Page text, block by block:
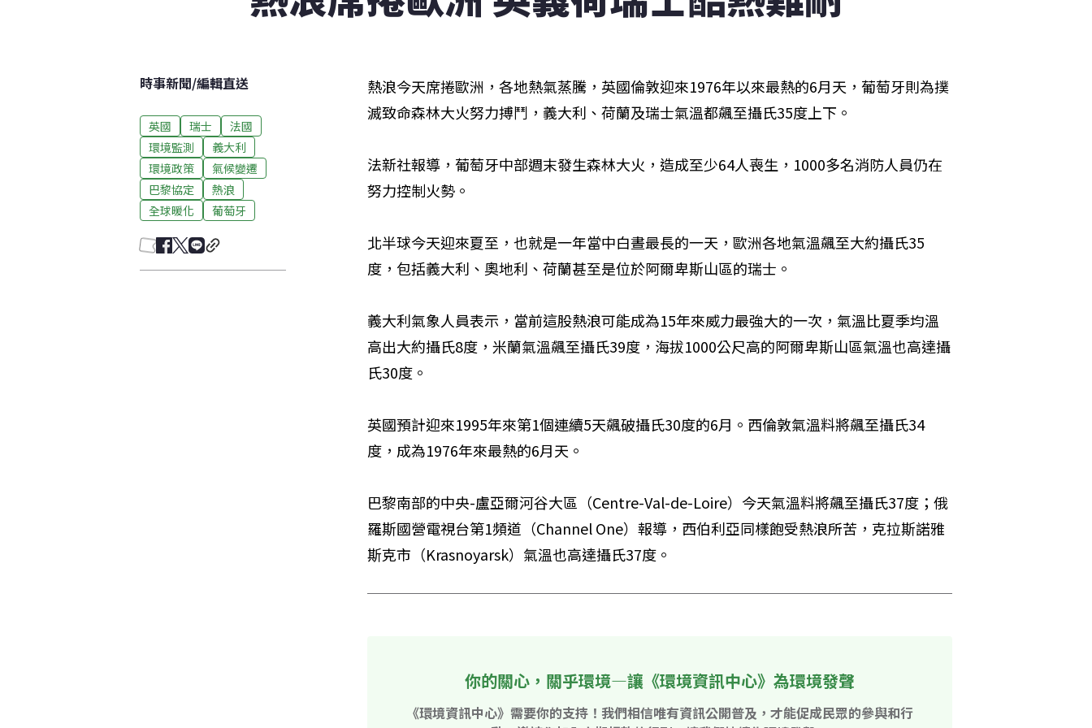
時事新聞/編輯直送
英國 瑞士
法國
環境監測
義大利
環境政策
氣候變遷
巴黎協定
熱浪
全球暖化
葡萄牙
熱浪今天席捲歐洲，各地熱氣蒸騰，英國倫敦迎來1976年以來最熱的6月天，葡萄牙則為撲
滅致命森林大火努力搏鬥，義大利、荷蘭及瑞士氣溫都飆至攝氏35度上下。
法新社報導，葡萄牙中部週末發生森林大火，造成至少64人喪生，1000多名消防人員仍在
努力控制火勢。
北半球今天迎來夏至，也就是一年當中白晝最長的一天，歐洲各地氣溫飆至大約攝氏35
度，包括義大利、奧地利、荷蘭甚至是位於阿爾卑斯山區的瑞士。
義大利氣象人員表示，當前這股熱浪可能成為15年來威力最強大的一次，氣溫比夏季均溫
高出大約攝氏8度，米蘭氣溫飆至攝氏39度，海拔1000公尺高的阿爾卑斯山區氣溫也高達攝
氏30度。
英國預計迎來1995年來第1個連續5天飆破攝氏30度的6月。西倫敦氣溫料將飆至攝氏34
度，成為1976年來最熱的6月天。
巴黎南部的中央-盧亞爾河谷大區（Centre-Val-de-Loire）今天氣溫料將飆至攝氏37度；俄
羅斯國營電視台第1頻道（Channel One）報導，西伯利亞同樣飽受熱浪所苦，克拉斯諾雅
斯克市（Krasnoyarsk）氣溫也高達攝氏37度。
你的關心，關乎環境—讓《環境資訊中心》為環境發聲
《環境資訊中心》需要你的支持！我們相信唯有資訊公開普及，才能促成民眾的參與和行